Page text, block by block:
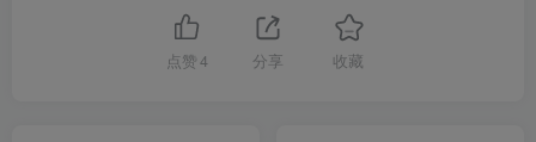
点赞 4 分享 收藏